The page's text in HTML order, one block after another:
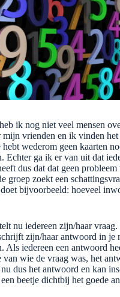
ik nog niet veel mensen
mijn vrienden en ik vinden
hebt wederom geen kaarten
Echter ga ik er van uit dat
dus dat dat geen probleem
groep zoekt een
bijvoorbeeld: hoeveel
nu iedereen zijn/haar vraag.
zijn/haar antwoord in je
Als iedereen een antwoord
van wie de vraag was, het
dus het antwoord en kan
beetje dichtbij het goede